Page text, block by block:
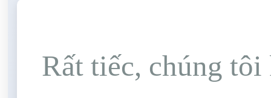
Rất tiếc, chúng tôi